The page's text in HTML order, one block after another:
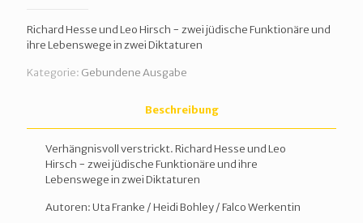
Richard Hesse und Leo Hirsch − zwei jüdische Funktionäre und
ihre Lebenswege in zwei Diktaturen
Kategorie: Gebundene Ausgabe
Beschreibung
Verhängnisvoll verstrickt. Richard Hesse und Leo
Hirsch − zwei jüdische Funktionäre und ihre
Lebenswege in zwei Diktaturen
Autoren: Uta Franke / Heidi Bohley / Falco Werkentin